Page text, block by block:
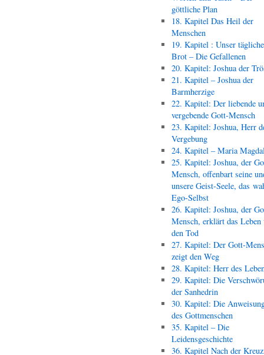
göttliche Plan
18. Kapitel Das Heil der
Menschen
19. Kapitel : Unser
Brot – Die Gefallenen
20. Kapitel: Joshua der
21. Kapitel – Joshua der
Barmherzige
22. Kapitel: Der liebende
vergebende Gott-Mensch
23. Kapitel: Joshua, Herr
Vergebung
24. Kapitel – Maria
25. Kapitel: Joshua, der
Mensch, offenbart seine
unsere Geist-Seele, das
Ego-Selbst
26. Kapitel: Joshua, der
Mensch, erklärt das Leben
den Tod
27. Kapitel: Der Gott-
zeigt den Weg
28. Kapitel: Herr des
29. Kapitel: Die
der Sanhedrin
30. Kapitel: Die
des Gottmenschen
35. Kapitel – Die
Leidensgeschichte
36. Kapitel Nach der